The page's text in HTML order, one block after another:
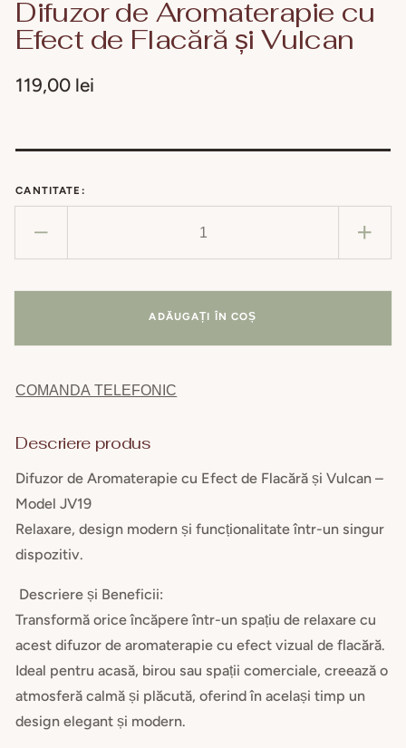
Difuzor de Aromaterapie cu
Efect de Flacără și Vulcan
Preț
119,00 lei
CANTITATE:
cantitatea
Aromaterapie
Efect
Flacără
Vulcan
ADĂUGAȚI ÎN COȘ
COMANDA TELEFONIC
Descriere produs
Difuzor de Aromaterapie cu Efect de Flacără și Vulcan –
Model JV19
Relaxare, design modern și funcționalitate într-un singur
dispozitiv.
Descriere și Beneficii:
Transformă orice încăpere într-un spațiu de relaxare cu
acest difuzor de aromaterapie cu efect vizual de flacără.
Ideal pentru acasă, birou sau spații comerciale, creează o
atmosferă calmă și plăcută, oferind în același timp un
design elegant și modern.